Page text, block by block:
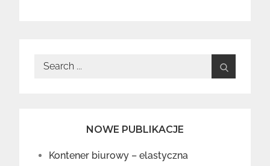
Search
NOWE PUBLIKACJE
Kontener biurowy – elastyczna